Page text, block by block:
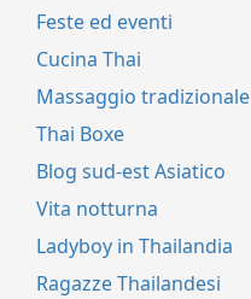
Feste ed eventi
Cucina Thai
Massaggio tradizionale
Thai Boxe
Blog sud-est Asiatico
Vita notturna
Ladyboy in Thailandia
Ragazze Thailandesi